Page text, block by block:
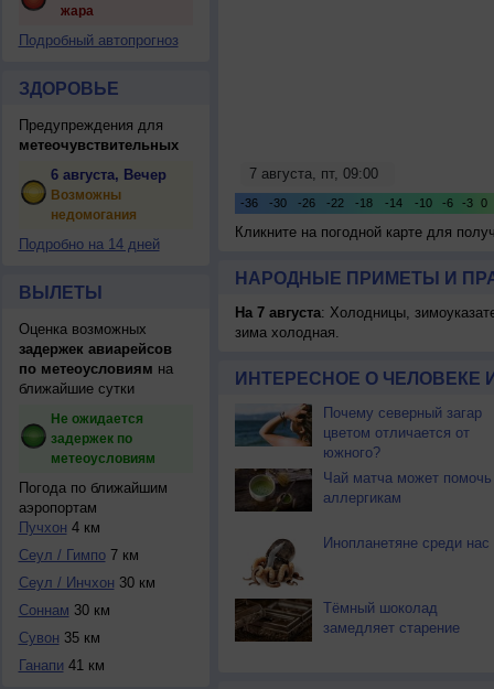
жара
Подробный автопрогноз
ЗДОРОВЬЕ
Предупреждения для
метеочувствительных
6 августа, Вечер
Возможны
недомогания
Подробно на 14 дней
ВЫЛЕТЫ
Оценка возможных
задержек авиарейсов
по метеоусловиям на
ближайшие сутки
Не ожидается
задержек по
метеоусловиям
Погода по ближайшим
аэропортам
Пучхон 4 км
Сеул / Гимпо7 км
Сеул / Инчхон 30 км
Соннам 30 км
Сувон 35 км
Ганапи 41 км
Кликните на погодной карте для
НАРОДНЫЕ ПРИМЕТЫ И
На 7 августа: Холодницы,
зима холодная.
ИНТЕРЕСНОЕ О ЧЕЛОВЕКЕ
Почему северный загар
цветом отличается от
южного?
Чай матча может помочь
аллергикам
Инопланетяне среди нас
Тёмный шоколад
замедляет старение